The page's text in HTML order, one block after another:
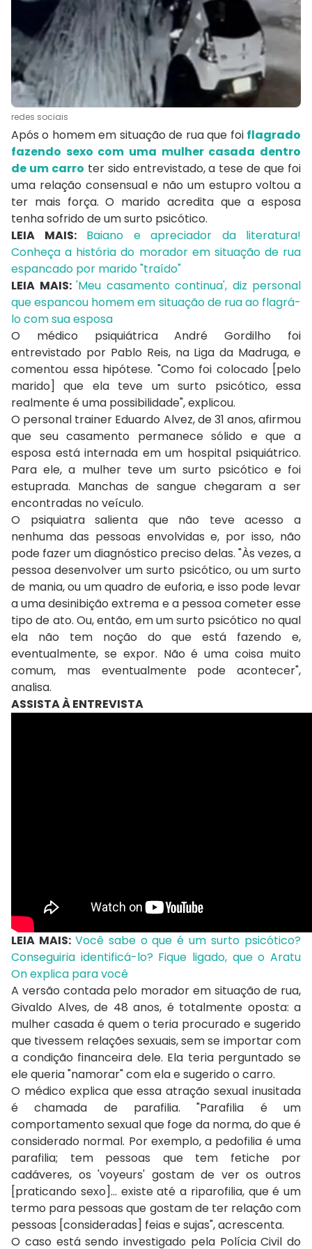
redes sociais
Após o homem em situação de rua que foi flagrado
fazendo sexo com uma mulher casada dentro
de um carro ter sido entrevistado, a tese de que foi
uma relação consensual e não um estupro voltou a
ter mais força. O marido acredita que a esposa
tenha sofrido de um surto psicótico.
LEIA MAIS:Baiano e apreciador da literatura!
Conheça a história do morador em situação de rua
espancado por marido "traído"
LEIA MAIS: 'Meu casamento continua', diz personal
que espancou homem em situação de rua ao flagrá-
lo com sua esposa
O médico psiquiátrica André Gordilho foi
entrevistado por Pablo Reis, na Liga da Madruga, e
comentou essa hipótese. "Como foi colocado [pelo
marido] que ela teve um surto psicótico, essa
realmente é uma possibilidade", explicou.
O personal trainer Eduardo Alvez, de 31 anos, afirmou
que seu casamento permanece sólido e que a
esposa está internada em um hospital psiquiátrico.
Para ele, a mulher teve um surto psicótico e foi
estuprada. Manchas de sangue chegaram a ser
encontradas no veículo.
O psiquiatra salienta que não teve acesso a
nenhuma das pessoas envolvidas e, por isso, não
pode fazer um diagnóstico preciso delas. "Às vezes, a
pessoa desenvolver um surto psicótico, ou um surto
de mania, ou um quadro de euforia, e isso pode levar
a uma desinibição extrema e a pessoa cometer esse
tipo de ato. Ou, então, em um surto psicótico no qual
ela não tem noção do que está fazendo e,
eventualmente, se expor. Não é uma coisa muito
comum, mas eventualmente pode acontecer",
analisa.
ASSISTA À ENTREVISTA
LEIA MAIS: Você sabe o que é um surto psicótico?
Conseguiria identificá-lo? Fique ligado, que o Aratu
On explica para você
A versão contada pelo morador em situação de rua,
Givaldo Alves, de 48 anos, é totalmente oposta: a
mulher casada é quem o teria procurado e sugerido
que tivessem relações sexuais, sem se importar com
a condição financeira dele. Ela teria perguntado se
ele queria "namorar" com ela e sugerido o carro.
O médico explica que essa atração sexual inusitada
é chamada de parafilia. "Parafilia é um
comportamento sexual que foge da norma, do que é
considerado normal. Por exemplo, a pedofilia é uma
parafilia; tem pessoas que tem fetiche por
cadáveres, os 'voyeurs' gostam de ver os outros
[praticando sexo]... existe até a riparofilia, que é um
termo para pessoas que gostam de ter relação com
pessoas [consideradas] feias e sujas", acrescenta.
O caso está sendo investigado pela Polícia Civil do